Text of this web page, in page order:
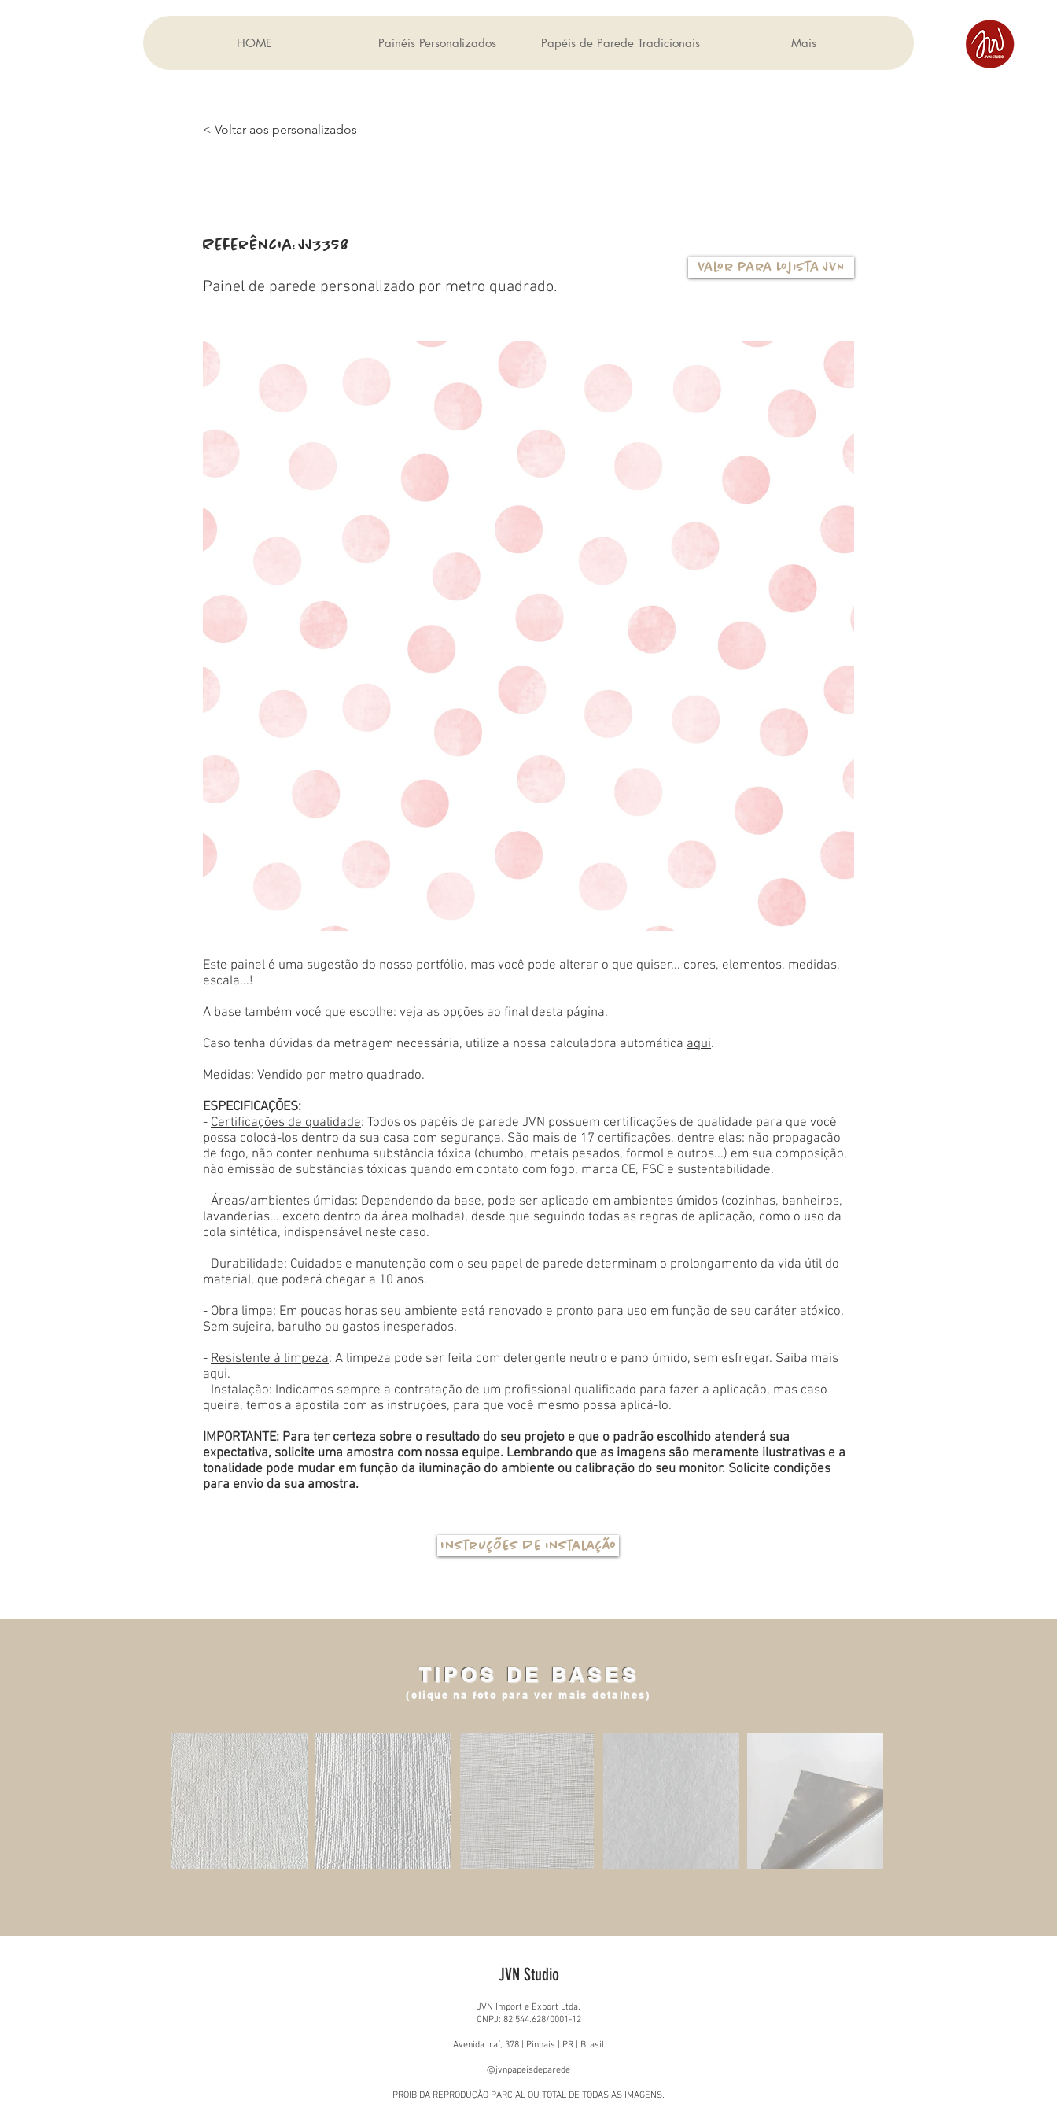
HOME Painéis Personalizados Papéis de Parede Tradicionais Mais
< Voltar aos personalizados
Referência: JJ3358
Painel de parede personalizado por metro quadrado.
Valor para Lojista JVN
Este painel é uma sugestão do nosso portfólio, mas você pode alterar o que quiser... cores, elementos, medidas,
escala...!
A base também você que escolhe: veja as opções ao final desta página.
Caso tenha dúvidas da metragem necessária, utilize a nossa calculadora automática aqui.
Medidas: Vendido por metro quadrado.
ESPECIFICAÇÕES:
- Certificações de qualidade: Todos os papéis de parede JVN possuem certificações de qualidade para que você
possa colocá-los dentro da sua casa com segurança. São mais de 17 certificações, dentre elas: não propagação
de fogo, não conter nenhuma substância tóxica (chumbo, metais pesados, formol e outros...) em sua composição,
não emissão de substâncias tóxicas quando em contato com fogo, marca CE, FSC e sustentabilidade.
- Áreas/ambientes úmidas: Dependendo da base, pode ser aplicado em ambientes úmidos (cozinhas, banheiros,
lavanderias... exceto dentro da área molhada), desde que seguindo todas as regras de aplicação, como o uso da
cola sintética, indispensável neste caso.
- Durabilidade: Cuidados e manutenção com o seu papel de parede determinam o prolongamento da vida útil do
material, que poderá chegar a 10 anos.
- Obra limpa: Em poucas horas seu ambiente está renovado e pronto para uso em função de seu caráter atóxico.
Sem sujeira, barulho ou gastos inesperados.
- Resistente à limpeza: A limpeza pode ser feita com detergente neutro e pano úmido, sem esfregar. Saiba mais
aqui.
- Instalação: Indicamos sempre a contratação de um profissional qualificado para fazer a aplicação, mas caso
queira, temos a apostila com as instruções, para que você mesmo possa aplicá-lo.
IMPORTANTE: Para ter certeza sobre o resultado do seu projeto e que o padrão escolhido atenderá sua
expectativa, solicite uma amostra com nossa equipe. Lembrando que as imagens são meramente ilustrativas e a
tonalidade pode mudar em função da iluminação do ambiente ou calibração do seu monitor. Solicite condições
para envio da sua amostra.
Instruções de instalação
TIPOS DE BASES
(clique na foto para ver mais detalhes)
JVN Studio
JVN Import e Export Ltda.
CNPJ: 82.544.628/0001-12
Avenida Iraí, 378 | Pinhais | PR | Brasil
@jvnpapeisdeparede
PROIBIDA REPRODUÇÃO PARCIAL OU TOTAL DE TODAS AS IMAGENS.